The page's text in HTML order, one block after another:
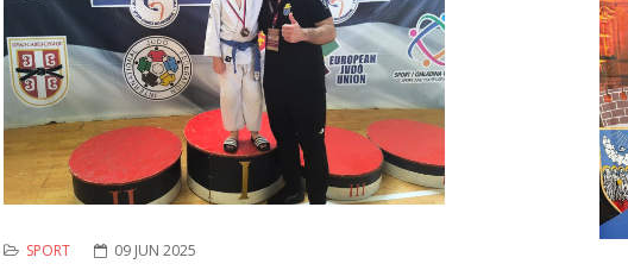
SPORT 09 JUN 2025